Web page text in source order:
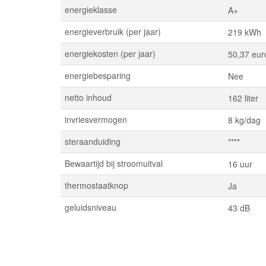
energieklasse
A+
energieverbruik (per jaar)
219 kWh
energiekosten (per jaar)
50,37
energiebesparing
Nee
netto inhoud
162 liter
invriesvermogen
8 kg/dag
steraanduiding
****
Bewaartijd bij stroomuitval
16 uur
thermostaatknop
Ja
geluidsniveau
43 dB